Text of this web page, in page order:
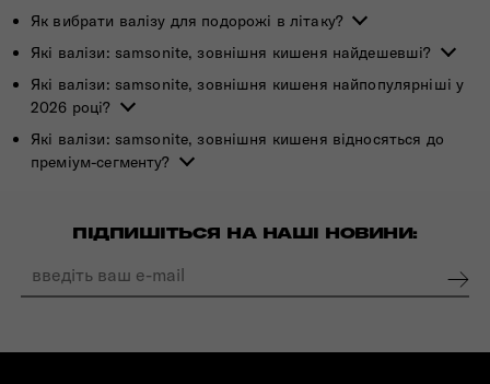
Як вибрати валізу для подорожі в літаку?
Які валізи: samsonite, зовнішня кишеня найдешевші?
Які валізи: samsonite, зовнішня кишеня найпопулярніші у
2026 році?
Які валізи: samsonite, зовнішня кишеня відносяться до
преміум-сегменту?
ПІДПИШІТЬСЯ НА НАШІ НОВИНИ: